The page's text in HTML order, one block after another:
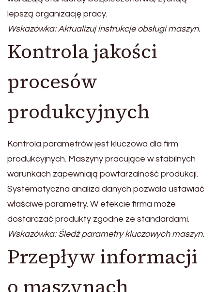
lepszą organizację pracy.
Wskazówka: Aktualizuj instrukcje obsługi maszyn.
Kontrola jakości
procesów
produkcyjnych
Kontrola parametrów jest kluczowa dla firm
produkcyjnych. Maszyny pracujące w stabilnych
warunkach zapewniają powtarzalność produkcji.
Systematyczna analiza danych pozwala ustawiać
właściwe parametry. W efekcie firma może
dostarczać produkty zgodne ze standardami.
Wskazówka: Śledź parametry kluczowych maszyn.
Przepływ informacji